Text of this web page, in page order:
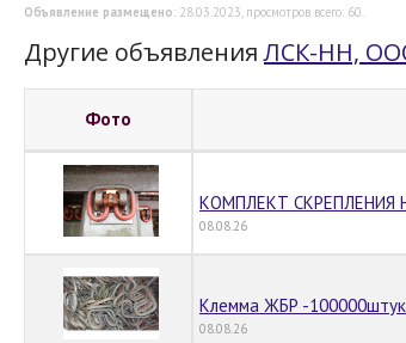
Объявление размещено: 28.03.2023, просмотров всего: 60.
Другие объявленияЛСК-НН,
Фото
КОМПЛЕКТ СКРЕПЛЕНИЯ
08.08.26
Клемма ЖБР -100000штук
08.08.26